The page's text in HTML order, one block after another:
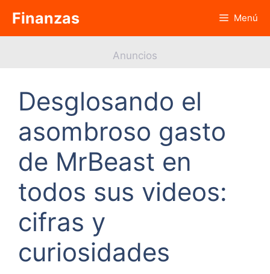
contenido
Finanzas Menú
Anuncios
Desglosando el
asombroso gasto
de MrBeast en
todos sus videos:
cifras y
curiosidades